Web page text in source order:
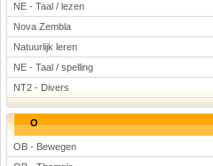
NE - Taal / lezen
Nova Zembla
Natuurlijk leren
NE - Taal / spelling
NT2 - Divers
O
OB - Bewegen